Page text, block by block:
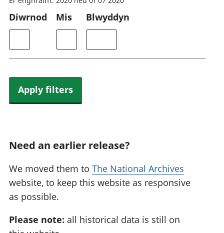
Diwrnod Mis Blwyddyn
Apply filters
Need an earlier release?
We moved them to The National Archives
website, to keep this website as responsive
as possible.
Please note: all historical data is still on